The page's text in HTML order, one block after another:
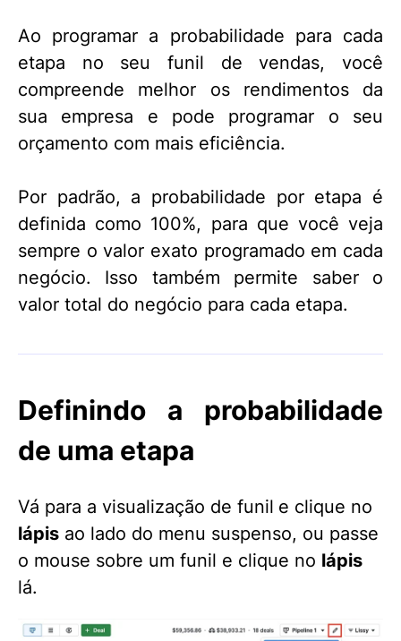
Ao programar a probabilidade para cada
etapa no seu funil de vendas, você
compreende melhor os rendimentos da
sua empresa e pode programar o seu
orçamento com mais eficiência.
Por padrão, a probabilidade por etapa é
definida como 100%, para que você veja
sempre o valor exato programado em cada
negócio. Isso também permite saber o
valor total do negócio para cada etapa.
Definindo a probabilidade
de uma etapa
Vá para a visualização de funil e clique no
lápis ao lado do menu suspenso, ou passe
o mouse sobre um funil e clique no lápis
lá.